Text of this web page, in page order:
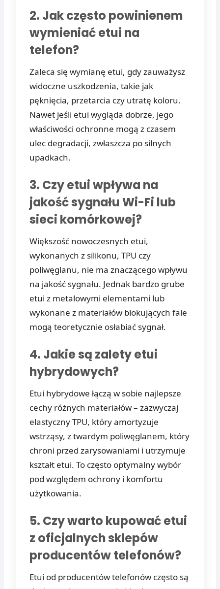
2. Jak często powinienem
wymieniać etui na
telefon?
Zaleca się wymianę etui, gdy zauważysz
widoczne uszkodzenia, takie jak
pęknięcia, przetarcia czy utratę koloru.
Nawet jeśli etui wygląda dobrze, jego
właściwości ochronne mogą z czasem
ulec degradacji, zwłaszcza po silnych
upadkach.
3. Czy etui wpływa na
jakość sygnału Wi-Fi lub
sieci komórkowej?
Większość nowoczesnych etui,
wykonanych z silikonu, TPU czy
poliwęglanu, nie ma znaczącego wpływu
na jakość sygnału. Jednak bardzo grube
etui z metalowymi elementami lub
wykonane z materiałów blokujących fale
mogą teoretycznie osłabiać sygnał.
4. Jakie są zalety etui
hybrydowych?
Etui hybrydowe łączą w sobie najlepsze
cechy różnych materiałów – zazwyczaj
elastyczny TPU, który amortyzuje
wstrząsy, z twardym poliwęglanem, który
chroni przed zarysowaniami i utrzymuje
kształt etui. To często optymalny wybór
pod względem ochrony i komfortu
użytkowania.
5. Czy warto kupować etui
z oficjalnych sklepów
producentów telefonów?
Etui od producentów telefonów często są